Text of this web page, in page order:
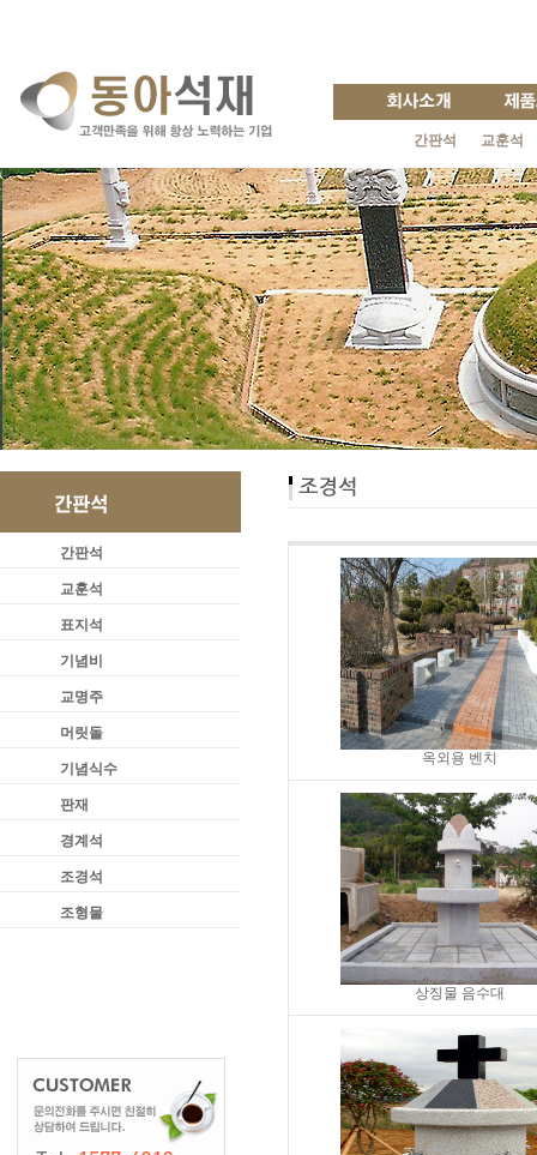
간판석 교훈석
간판석
교훈석
표지석
기념비
교명주
머릿돌
기념식수
판재
경계석
조경석
조형물
옥외용 벤치
상징물 음수대